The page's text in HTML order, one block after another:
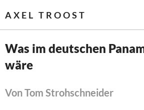
AXEL TROOST
Startseite
Themen
Was im deutschen
wäre
Von Tom Strohschneider